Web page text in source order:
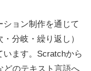
ョン制作を通じて
分岐・繰り返し）
います。Scratchから
どのテキスト言語へ